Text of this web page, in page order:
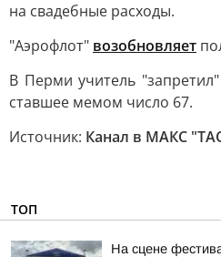
на свадебные расходы.
"Аэрофлот" возобновляет
В Перми учитель "запретил"
ставшее мемом число 67.
Источник: Канал в МАКС
ТОП
На сцене